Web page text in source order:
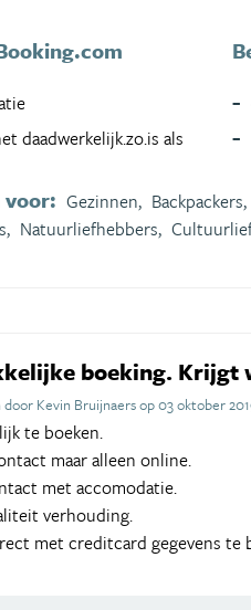
daadwerkelijk.zo.is als
voor: Gezinnen, Backpackers,
Natuurliefhebbers,
boeking. Krijgt
door Kevin Bruijnaers op 03 oktober
te boeken.
maar alleen online.
met accomodatie.
verhouding.
met creditcard gegevens te